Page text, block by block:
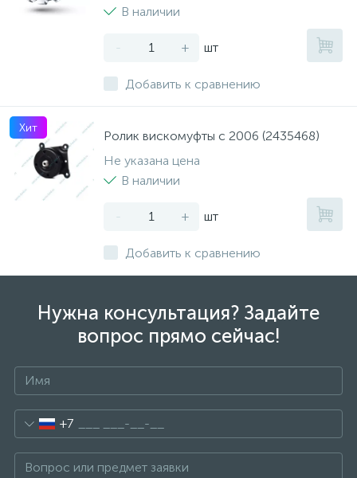
В наличии
- + шт
Добавить к сравнению
Хит
Ролик вискомуфты с 2006 (2435468)
Не указана цена
В наличии
- + шт
Добавить к сравнению
Нужна консультация? Задайте
вопрос прямо сейчас!
+7